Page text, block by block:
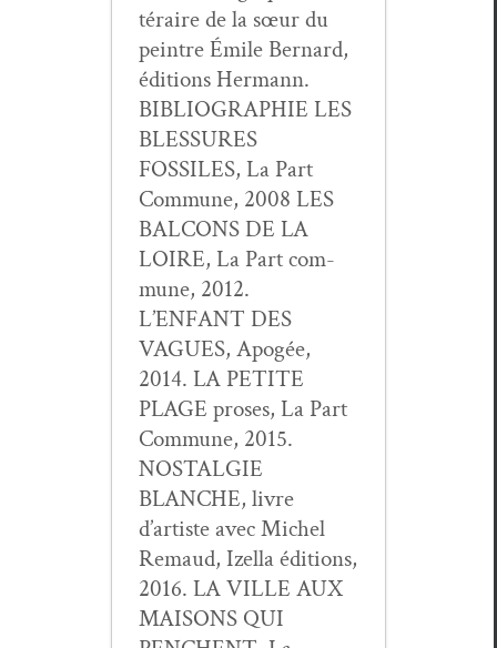
téraire de la sœur du
pein­tre Émile Bernard,
édi­tions Her­mann.
BIBLIOGRAPHIE LES
BLESSURES
FOSSILES, La Part
Com­mune, 2008 LES
BALCONS DE LA
LOIRE, La Part com­
mune, 2012.
L’ENFANT DES
VAGUES, Apogée,
2014. LA PETITE
PLAGE pros­es, La Part
Com­mune, 2015.
NOSTALGIE
BLANCHE, livre
d’artiste avec Michel
Remaud, Izel­la édi­tions,
2016. LA VILLE AUX
MAISONS QUI